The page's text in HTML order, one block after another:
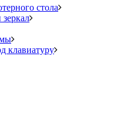
стола
клавиатуру